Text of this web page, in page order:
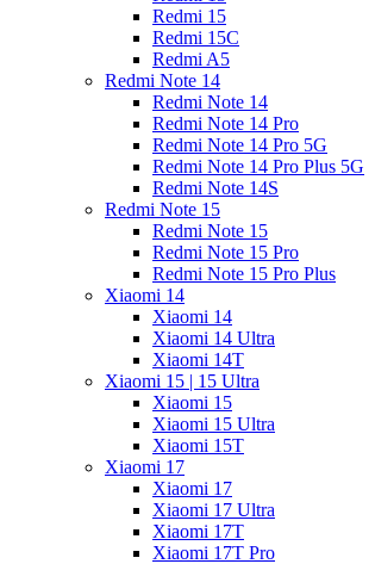
Redmi 15
Redmi 15C
Redmi A5
Redmi Note 14
Redmi Note 14
Redmi Note 14 Pro
Redmi Note 14 Pro 5G
Redmi Note 14 Pro Plus 5G
Redmi Note 14S
Redmi Note 15
Redmi Note 15
Redmi Note 15 Pro
Redmi Note 15 Pro Plus
Xiaomi 14
Xiaomi 14
Xiaomi 14 Ultra
Xiaomi 14T
Xiaomi 15 | 15 Ultra
Xiaomi 15
Xiaomi 15 Ultra
Xiaomi 15T
Xiaomi 17
Xiaomi 17
Xiaomi 17 Ultra
Xiaomi 17T
Xiaomi 17T Pro